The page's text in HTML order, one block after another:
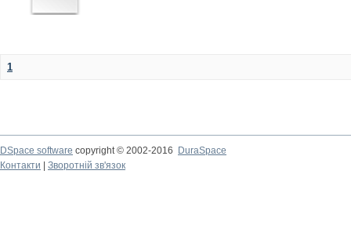
1
DSpace software copyright © 2002-2016
DuraSpace
Контакти
Зворотній зв'язок